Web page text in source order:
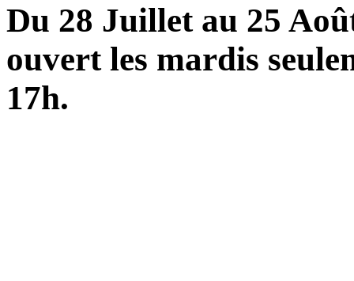
Du 28 Juillet au 25
ouvert les mardis
17h.